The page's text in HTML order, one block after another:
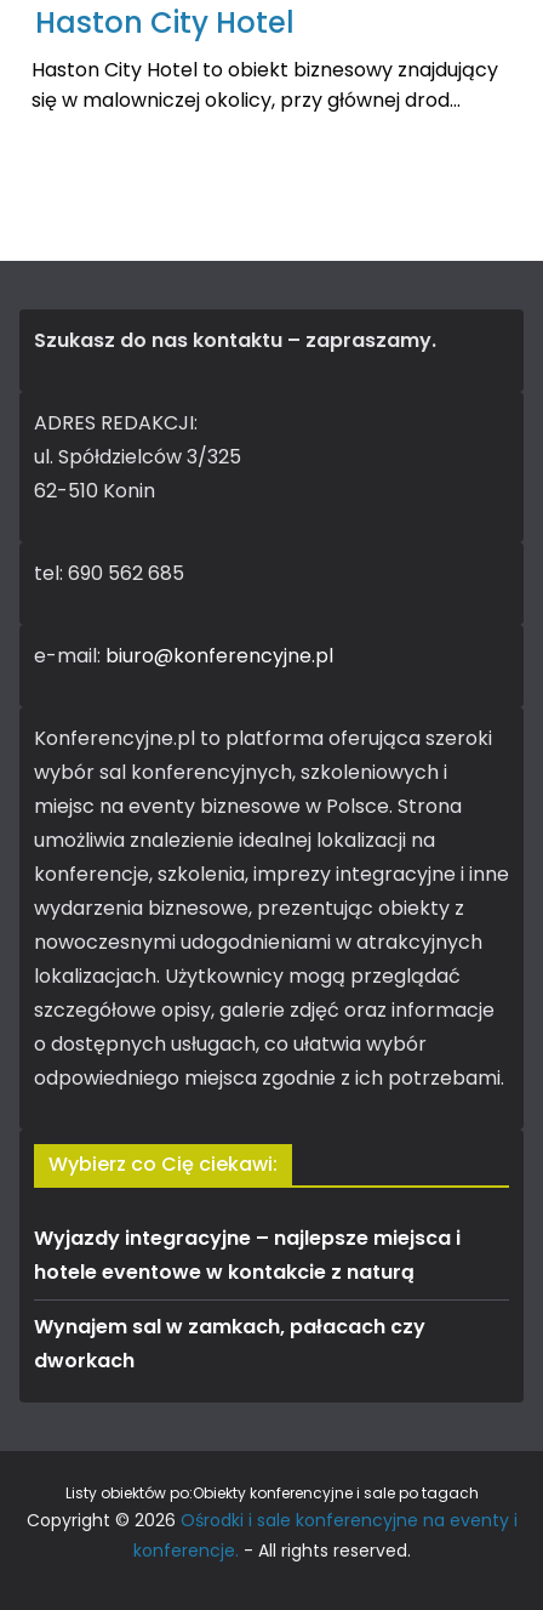
Haston City Hotel
Haston City Hotel to obiekt biznesowy znajdujący
się w malowniczej okolicy, przy głównej drod...
Szukasz do nas kontaktu – zapraszamy.
ADRES REDAKCJI:
ul. Spółdzielców 3/325
62-510 Konin
tel: 690 562 685
e-mail: biuro@konferencyjne.pl
Konferencyjne.pl to platforma oferująca szeroki
wybór sal konferencyjnych, szkoleniowych i
miejsc na eventy biznesowe w Polsce. Strona
umożliwia znalezienie idealnej lokalizacji na
konferencje, szkolenia, imprezy integracyjne i inne
wydarzenia biznesowe, prezentując obiekty z
nowoczesnymi udogodnieniami w atrakcyjnych
lokalizacjach. Użytkownicy mogą przeglądać
szczegółowe opisy, galerie zdjęć oraz informacje
o dostępnych usługach, co ułatwia wybór
odpowiedniego miejsca zgodnie z ich potrzebami.
Wybierz co Cię ciekawi:
Wyjazdy integracyjne – najlepsze miejsca i
hotele eventowe w kontakcie z naturą
Wynajem sal w zamkach, pałacach czy
dworkach
Listy obiektów po:Obiekty konferencyjne i sale po tagach
Copyright © 2026 Ośrodki i sale konferencyjne na eventy i
konferencje. - All rights reserved.